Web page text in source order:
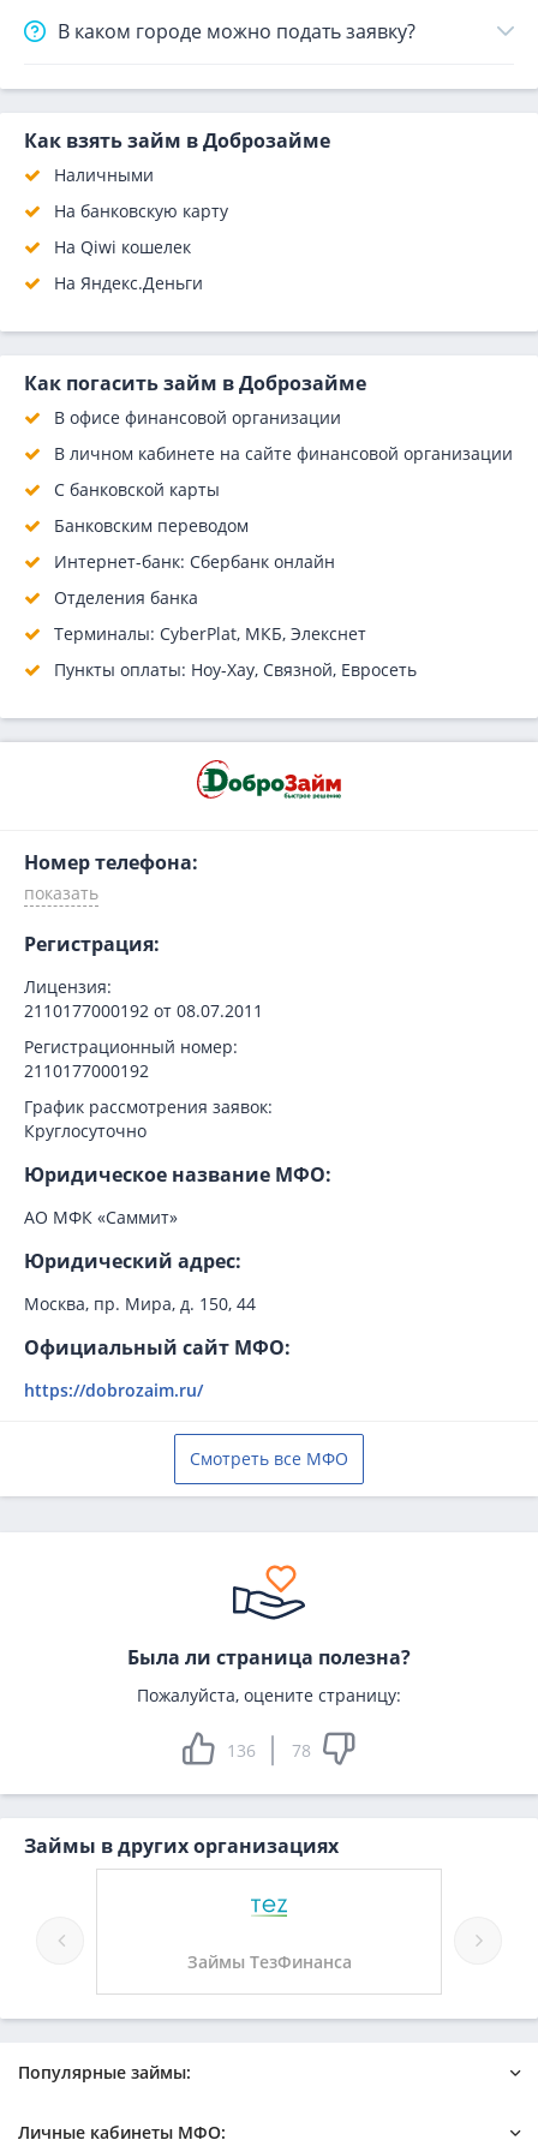
В каком городе можно подать заявку?
Как взять займ в Доброзайме
Наличными
На банковскую карту
На Qiwi кошелек
На Яндекс.Деньги
Как погасить займ в Доброзайме
В офисе финансовой организации
В личном кабинете на сайте финансовой организации
С банковской карты
Банковским переводом
Интернет-банк: Сбербанк онлайн
Отделения банка
Терминалы: CyberPlat, МКБ, Элекснет
Пункты оплаты: Ноу-Хау, Связной, Евросеть
Номер телефона:
Регистрация:
Лицензия:
2110177000192 от 08.07.2011
Регистрационный номер:
2110177000192
График рассмотрения заявок:
Круглосуточно
Юридическое название МФО:
АО МФК «Саммит»
Юридический адрес:
Москва, пр. Мира, д. 150, 44
Официальный сайт МФО:
https://dobrozaim.ru/
Смотреть все МФО
Была ли страница полезна?
Пожалуйста, оцените страницу:
136 78
Займы в других организациях
Займы ТезФинанса
Популярные займы:
Новые микрозаймы
Без отказа
Личные кабинеты МФО: